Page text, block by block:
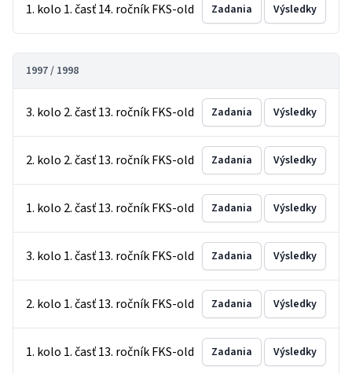
1. kolo 1. časť 14. ročník FKS-old Zadania Výsledky
1997 / 1998
3. kolo 2. časť 13. ročník FKS-old Zadania Výsledky
2. kolo 2. časť 13. ročník FKS-old Zadania Výsledky
1. kolo 2. časť 13. ročník FKS-old Zadania Výsledky
3. kolo 1. časť 13. ročník FKS-old Zadania Výsledky
2. kolo 1. časť 13. ročník FKS-old Zadania Výsledky
1. kolo 1. časť 13. ročník FKS-old Zadania Výsledky